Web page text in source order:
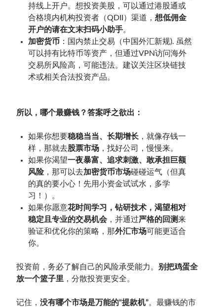
持线上开户。想投资美股，可以通过港股通或
合格境内机构投资者（QDII）渠道，想低佣金
开户的请在文末扫码小助手。
加密货币 ：国内禁止交易（中国外汇新规). 虽然
可以持有比特币等资产，但通过VPN访问海外
交易所风险高，可能违法。建议关注区块链技
术或相关合法投资产品。
所以，哪个最赚钱？答案呼之欲出：
如果你想要稳稳当当、长期增长 ，就像存钱一
样，那就去股票市场 ，找好公司，慢慢来。
如果你渴望一夜暴富、追求刺激、敢承担巨额
风险，那可以去加密货币市场碰碰运气（但真
的真的要小心！先用小资金试试水，多学
习！）。
如果你愿意花时间学习，钻研技术，渴望相对
稳定且专业的交易机会 ，并通过严格的回测来
验证和优化你的策略，那外汇市场可能更适合
你。
投资前，务必了解自己的风险承受能力。 别把鸡蛋全
放一个篮子里 ，分散投资更安全。
记住，没有哪个市场是万能的“提款机”。最赚钱的市